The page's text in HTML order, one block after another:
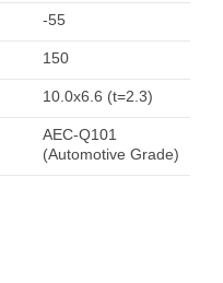
-55
150
10.0x6.6 (t=2.3)
AEC-Q101
(Automotive Grade)